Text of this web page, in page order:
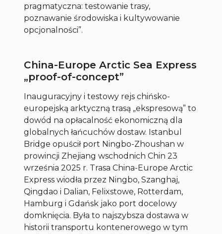
pragmatyczna: testowanie trasy,
poznawanie środowiska i kultywowanie
opcjonalności”.
China-Europe Arctic Sea Express
„proof-of-concept”
Inauguracyjny i testowy rejs chińsko-
europejską arktyczną trasą „ekspresową” to
dowód na opłacalność ekonomiczną dla
globalnych łańcuchów dostaw. Istanbul
Bridge opuścił port Ningbo-Zhoushan w
prowincji Zhejiang wschodnich Chin 23
września 2025 r. Trasa China-Europe Arctic
Express wiodła przez Ningbo, Szanghaj,
Qingdao i Dalian, Felixstowe, Rotterdam,
Hamburg i Gdańsk jako port docelowy
domknięcia. Była to najszybsza dostawa w
historii transportu kontenerowego w tym